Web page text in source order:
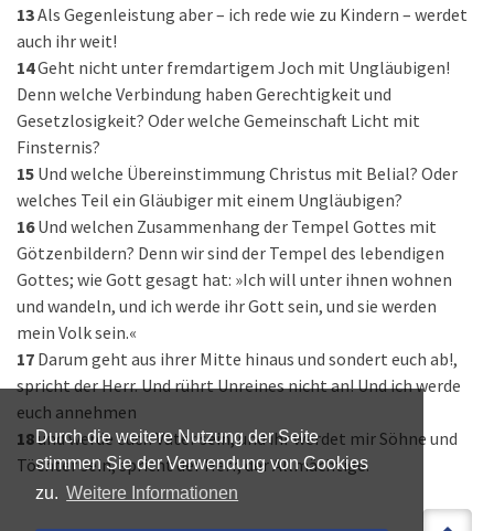
Durch die weitere Nutzung der Seite
stimmen Sie der Verwendung von Cookies
zu. Weitere Informationen
13Als Gegenleistung aber – ich rede wie zu Kindern – werdet
auch ihr weit!
14Geht nicht unter fremdartigem Joch mit Ungläubigen!
Denn welche Verbindung haben Gerechtigkeit und
Gesetzlosigkeit? Oder welche Gemeinschaft Licht mit
Finsternis?
15 Und welche Übereinstimmung Christus mit Belial? Oder
welches Teil ein Gläubiger mit einem Ungläubigen?
16 Und welchen Zusammenhang der Tempel Gottes mit
Götzenbildern? Denn wir sind der Tempel des lebendigen
Gottes; wie Gott gesagt hat: »Ich will unter ihnen wohnen
und wandeln, und ich werde ihr Gott sein, und sie werden
mein Volk sein.«
17 Darum geht aus ihrer Mitte hinaus und sondert euch ab!,
spricht der Herr. Und rührt Unreines nicht an! Und ich werde
euch annehmen
18und werde euch Vater sein, und ihr werdet mir Söhne und
Töchter sein, spricht der Herr, der Allmächtige.